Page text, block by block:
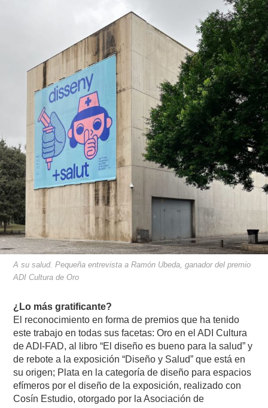
A su salud. Pequeña entrevista a Ramón Ubeda, ganador del premio
ADI Cultura de Oro
¿Lo más gratificante?
El reconocimiento en forma de premios que ha tenido
este trabajo en todas sus facetas: Oro en el ADI Cultura
de ADI-FAD, al libro “El diseño es bueno para la salud” y
de rebote a la exposición “Diseño y Salud” que está en
su origen; Plata en la categoría de diseño para espacios
efímeros por el diseño de la exposición, realizado con
Cosín Estudio, otorgado por la Asociación de